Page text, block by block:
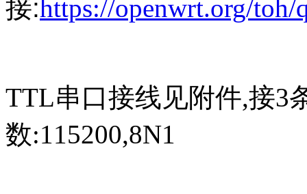
接:https://openwrt.org/toh/
TTL串口接线见附件,接3
数:115200,8N1